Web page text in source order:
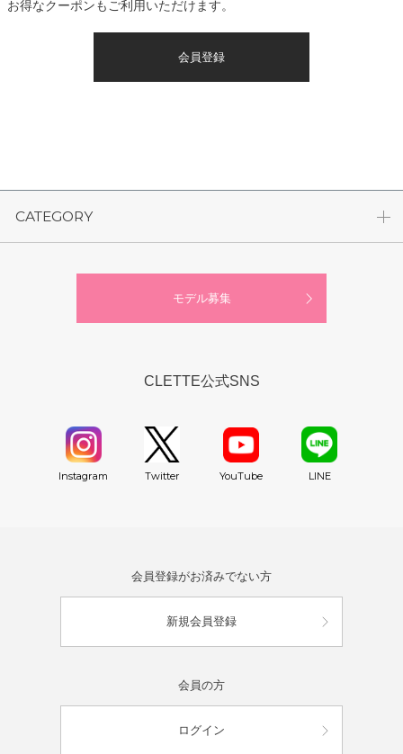
お得なクーポンもご利用いただけます。
会員登録
CATEGORY
モデル募集
CLETTE公式SNS
Instagram Twitter YouTube LINE
会員登録がお済みでない方
新規会員登録
会員の方
ログイン